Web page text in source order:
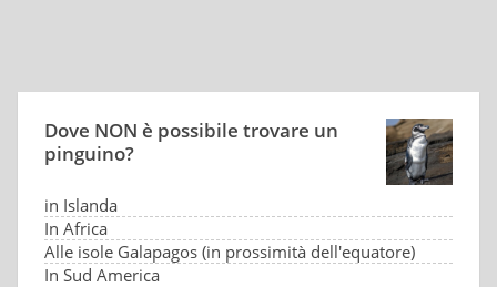
Dove NON è possibile trovare un
pinguino?
in Islanda
In Africa
Alle isole Galapagos (in prossimità dell'equatore)
In Sud America